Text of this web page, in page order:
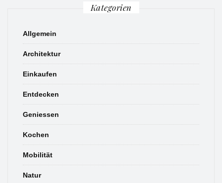
Kategorien
Allgemein
Architektur
Einkaufen
Entdecken
Geniessen
Kochen
Mobilität
Natur